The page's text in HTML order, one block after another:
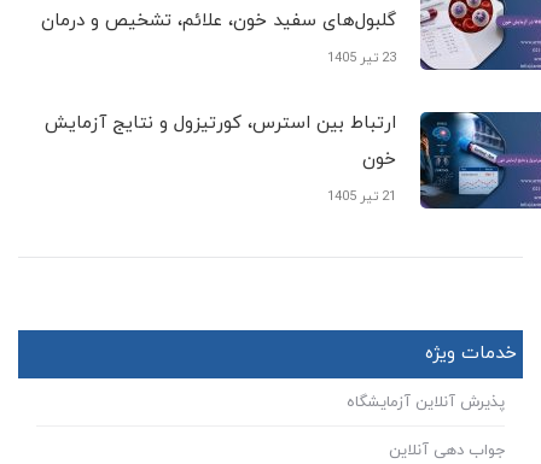
گلبول‌های سفید خون، علائم، تشخیص و درمان
23 تیر 1405
ارتباط بین استرس، کورتیزول و نتایج آزمایش
خون
21 تیر 1405
خدمات ویژه
پذیرش آنلاین آزمایشگاه
جواب دهی آنلاین